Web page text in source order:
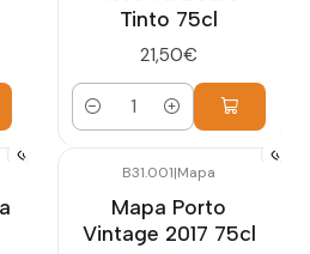
Tinto 75cl
21,50€
Cantidad
B31.001|Mapa
Mapa Porto
Vintage 2017 75cl